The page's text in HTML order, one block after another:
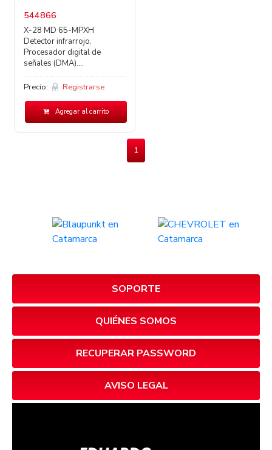
544866
X-28 MD 65-MPXH
Detector infrarrojo.
Procesador digital de
señales (DMA)....
Precio: Registrarse
Agregar al carrito
1
SOPORTE
QUIÉNES SOMOS
RECUPERAR PASSWORD
AVISO LEGAL